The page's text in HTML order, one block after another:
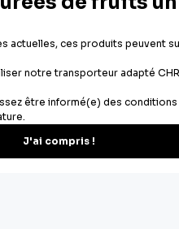
spéciales.
S'inscrire
espace client.